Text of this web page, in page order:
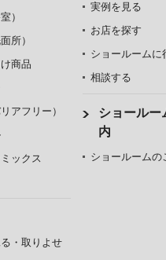
）
所）
商品
アフリー）
ックス
・取りよせ
実例を見る
お店を探す
ショールームに
相談する
ショールー
内
ショールームの